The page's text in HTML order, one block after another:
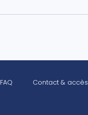
FAQ Contact & accès